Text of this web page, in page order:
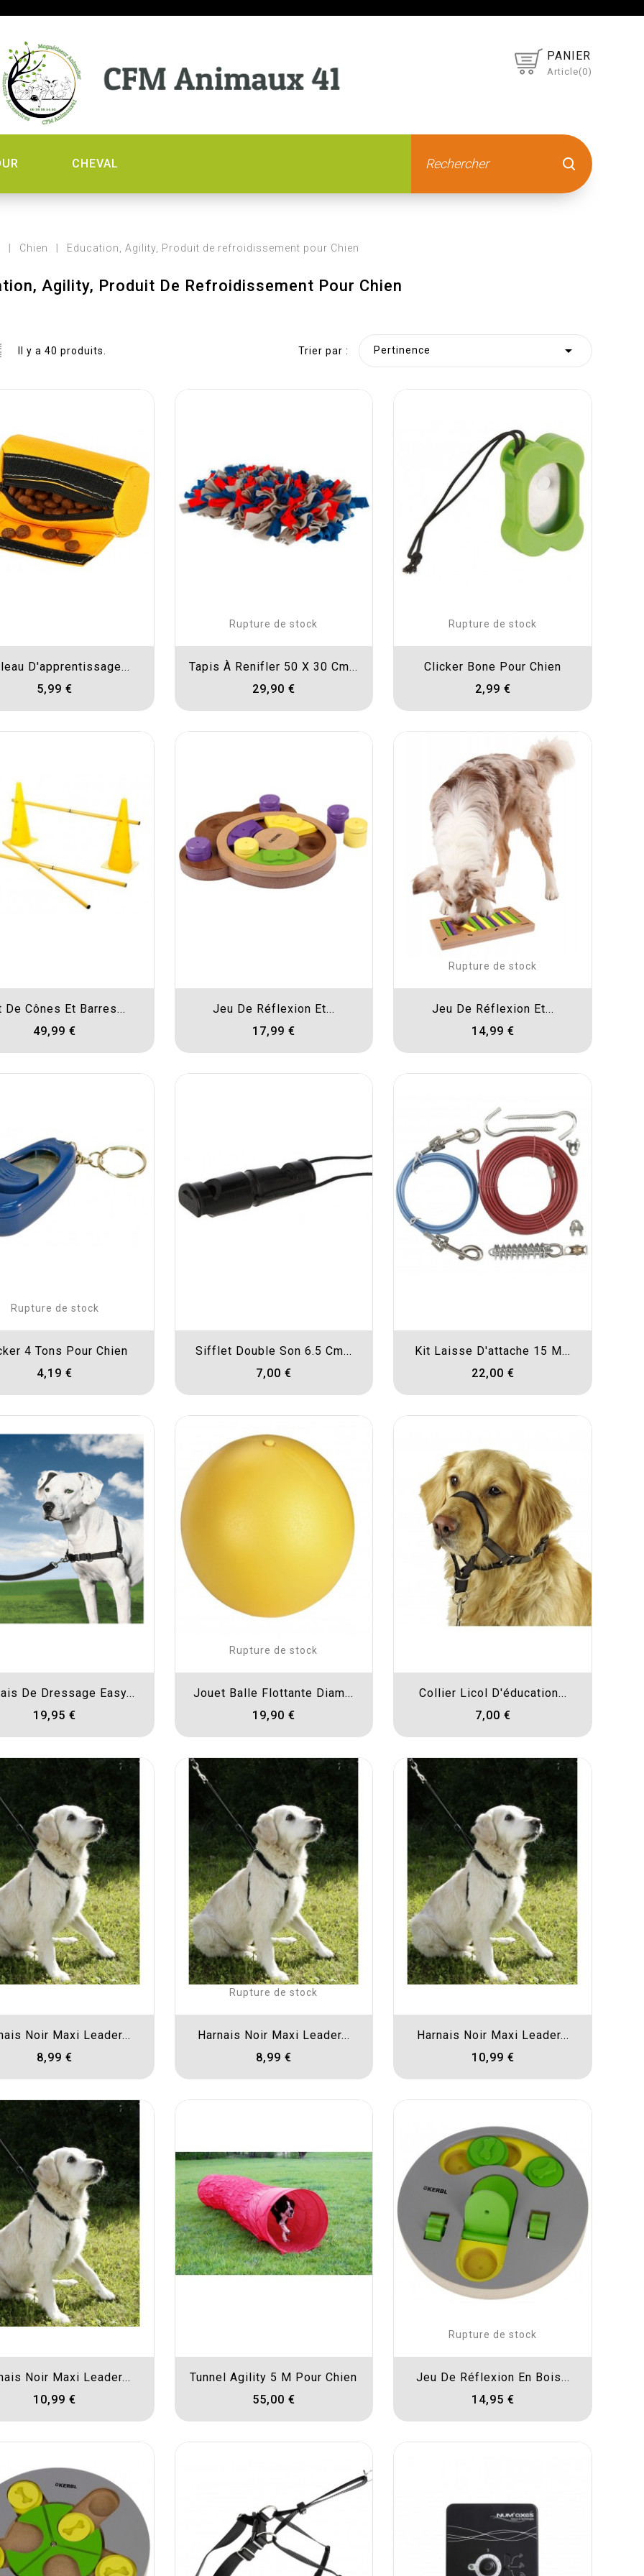
PANIER
Article(0)
CHEVAL
Chien Education, Agility, Produit de refroidissement pour Chien
Agility, Produit De Refroidissement Pour Chien
Il y a 40 produits. Trier par : Pertinence 
D'apprentissage...
5,99 €
Rupture de stock
Tapis À Renifler 50 X 30 Cm...
29,90 €
Rupture de stock
Clicker Bone Pour Chien
2,99 €
De Cônes Et Barres...
49,99 €
Jeu De Réflexion Et...
17,99 €
Rupture de stock
Jeu De Réflexion Et...
14,99 €
Rupture de stock
4 Tons Pour Chien
4,19 €
Sifflet Double Son 6.5 Cm...
7,00 €
Kit Laisse D'attache 15 M...
22,00 €
De Dressage Easy...
19,95 €
Rupture de stock
Jouet Balle Flottante Diam...
19,90 €
Collier Licol D'éducation...
7,00 €
Noir Maxi Leader...
8,99 €
Rupture de stock
Harnais Noir Maxi Leader...
8,99 €
Harnais Noir Maxi Leader...
10,99 €
Noir Maxi Leader...
10,99 €
Tunnel Agility 5 M Pour Chien
55,00 €
Rupture de stock
Jeu De Réflexion En Bois...
14,95 €